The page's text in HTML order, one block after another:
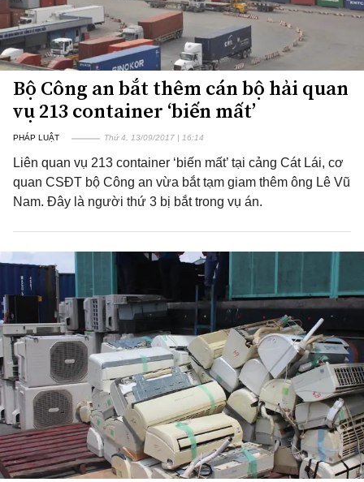
Bộ Công an bắt thêm cán bộ hải quan
vụ 213 container ‘biến mất’
PHÁP LUẬT Thứ 4, 13/09/2017 | 16:14
Liên quan vụ 213 container ‘biến mất’ tại cảng Cát Lái, cơ
quan CSĐT bộ Công an vừa bắt tạm giam thêm ông Lê Vũ
Nam. Đây là người thứ 3 bị bắt trong vụ án.